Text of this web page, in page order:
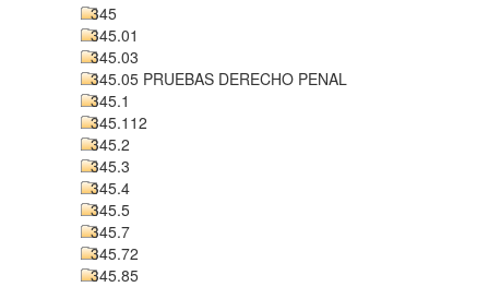
345
345.01
345.03
345.05 PRUEBAS DERECHO PENAL
345.1
345.112
345.2
345.3
345.4
345.5
345.7
345.72
345.85